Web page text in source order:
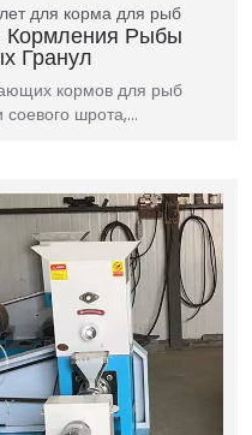
для корма для рыб
Рыбы
Гранул
кормов для рыб
соевого шрота,…